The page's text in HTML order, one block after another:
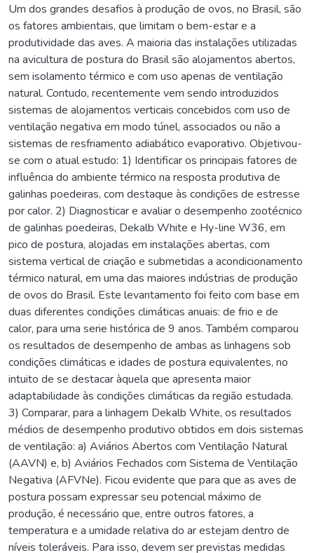
Um dos grandes desafios à produção de ovos, no Brasil, são
os fatores ambientais, que limitam o bem-estar e a
produtividade das aves. A maioria das instalações utilizadas
na avicultura de postura do Brasil são alojamentos abertos,
sem isolamento térmico e com uso apenas de ventilação
natural. Contudo, recentemente vem sendo introduzidos
sistemas de alojamentos verticais concebidos com uso de
ventilação negativa em modo túnel, associados ou não a
sistemas de resfriamento adiabático evaporativo. Objetivou-
se com o atual estudo: 1) Identificar os principais fatores de
influência do ambiente térmico na resposta produtiva de
galinhas poedeiras, com destaque às condições de estresse
por calor. 2) Diagnosticar e avaliar o desempenho zootécnico
de galinhas poedeiras, Dekalb White e Hy-line W36, em
pico de postura, alojadas em instalações abertas, com
sistema vertical de criação e submetidas a acondicionamento
térmico natural, em uma das maiores indústrias de produção
de ovos do Brasil. Este levantamento foi feito com base em
duas diferentes condições climáticas anuais: de frio e de
calor, para uma serie histórica de 9 anos. Também comparou
os resultados de desempenho de ambas as linhagens sob
condições climáticas e idades de postura equivalentes, no
intuito de se destacar àquela que apresenta maior
adaptabilidade às condições climáticas da região estudada.
3) Comparar, para a linhagem Dekalb White, os resultados
médios de desempenho produtivo obtidos em dois sistemas
de ventilação: a) Aviários Abertos com Ventilação Natural
(AAVN) e, b) Aviários Fechados com Sistema de Ventilação
Negativa (AFVNe). Ficou evidente que para que as aves de
postura possam expressar seu potencial máximo de
produção, é necessário que, entre outros fatores, a
temperatura e a umidade relativa do ar estejam dentro de
níveis toleráveis. Para isso, devem ser previstas medidas